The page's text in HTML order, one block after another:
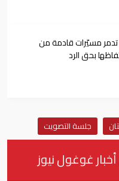
مسيّرات قادمة من
بحق الرد
جلسة التصويت
أخبار غوغول نيوز